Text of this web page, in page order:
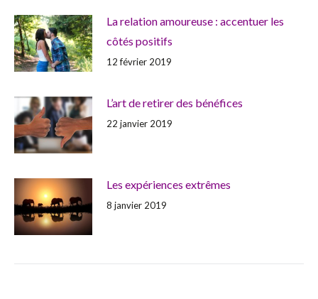
La relation amoureuse : accentuer les
côtés positifs
12 février 2019
L’art de retirer des bénéfices
22 janvier 2019
Les expériences extrêmes
8 janvier 2019